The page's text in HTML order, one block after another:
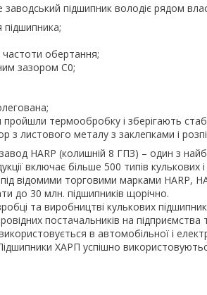
підшипник володіє рядом
підшипника;
обертання;
зазором С0;
пройшли термообробку і зберігають
з листового металу з заклепками і
HARP (колишній 8 ГПЗ) – один з
включає більше 500 типів кулькових
відомими торговими марками HARP,
до 30 млн. підшипників щорічно.
та виробництві кулькових
постачальників на підприємства
в автомобільної і
ХАРП успішно